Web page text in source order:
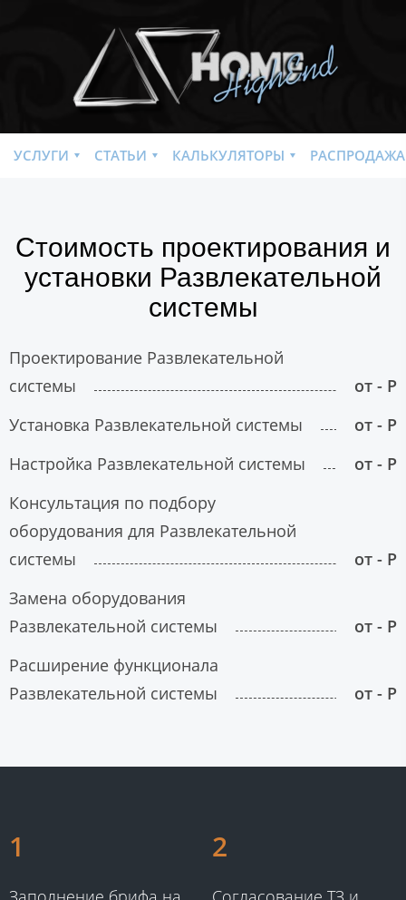
УСЛУГИ СТАТЬИ КАЛЬКУЛЯТОРЫ РАСПРОДАЖА
Стоимость проектирования и
установки Развлекательной
системы
Проектирование Развлекательной
системы
от - Р
Установка Развлекательной системы
от - Р
Настройка Развлекательной системы
от - Р
Консультация по подбору
оборудования для Развлекательной
системы
от - Р
Замена оборудования
Развлекательной системы
от - Р
Расширение функционала
Развлекательной системы
от - Р
1 2